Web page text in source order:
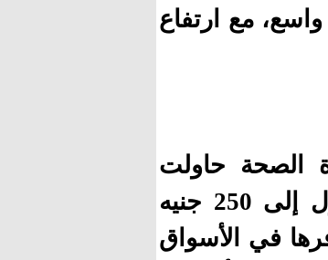
مع ارتفاع
الصحة حاولت
التغلب على هذه المشكلة من خلال رفع سعر الأمبول إلى 250 جنيه
في الأسواق